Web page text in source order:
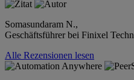
Somasundaram N.,
Geschäftsführer bei Finixel
Alle Rezensionen lesen